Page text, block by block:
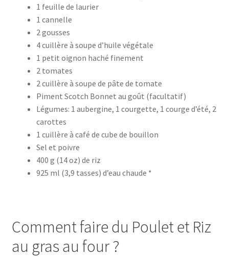
1 feuille de laurier
1 cannelle
2 gousses
4 cuillère à soupe d’huile végétale
1 petit oignon haché finement
2 tomates
2 cuillère à soupe de pâte de tomate
Piment Scotch Bonnet au goût (facultatif)
Légumes: 1 aubergine, 1 courgette, 1 courge d’été, 2
carottes
1 cuillère à café de cube de bouillon
Sel et poivre
400 g (14 oz) de riz
925 ml (3,9 tasses) d’eau chaude *
Comment faire du Poulet et Riz
au gras au four ?